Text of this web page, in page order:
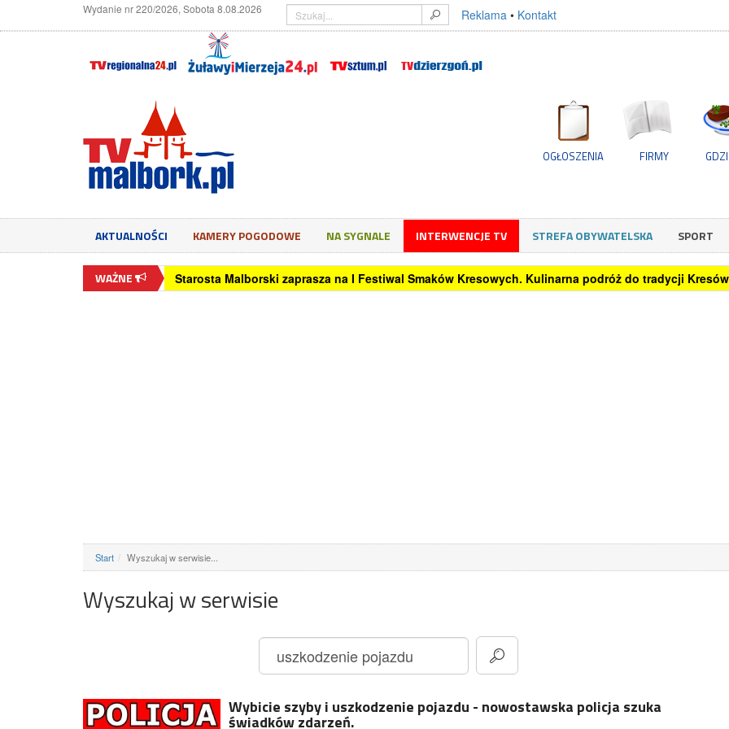
Wydanie nr 220/2026, Sobota 8.08.2026 Reklama • Kontakt
OGŁOSZENIA FIRMY
AKTUALNOŚCI KAMERY POGODOWE NA SYGNALE INTERWENCJE TV STREFA OBYWATELSKA SPORT
WAŻNE Starosta Malborski zaprasza na I Festiwal Smaków Kresowych. Kulinarna podróż do tradycji
Start Wyszukaj w serwisie...
Wyszukaj w serwisie
Wybicie szyby i uszkodzenie pojazdu - nowostawska policja szuka
świadków zdarzeń.